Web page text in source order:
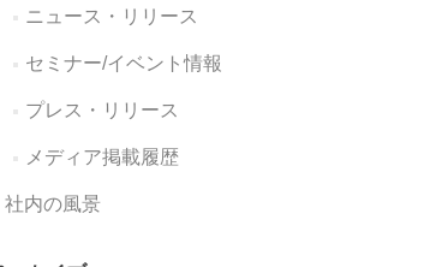
ニュース・リリース
セミナー/イベント情報
プレス・リリース
メディア掲載履歴
社内の風景